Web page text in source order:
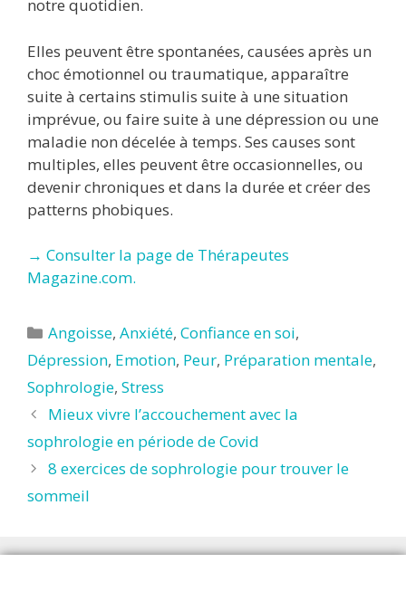
notre quotidien.
Elles peuvent être spontanées, causées après un
choc émotionnel ou traumatique, apparaître
suite à certains stimulis suite à une situation
imprévue, ou faire suite à une dépression ou une
maladie non décelée à temps. Ses causes sont
multiples, elles peuvent être occasionnelles, ou
devenir chroniques et dans la durée et créer des
patterns phobiques.
→ Consulter la page de Thérapeutes
Magazine.com.
Catégories
Angoisse,Anxiété,Confiance en soi,
Dépression, Emotion, Peur, Préparation mentale,
Sophrologie, Stress
Mieux vivre l’accouchement avec la
sophrologie en période de Covid
8 exercices de sophrologie pour trouver le
sommeil